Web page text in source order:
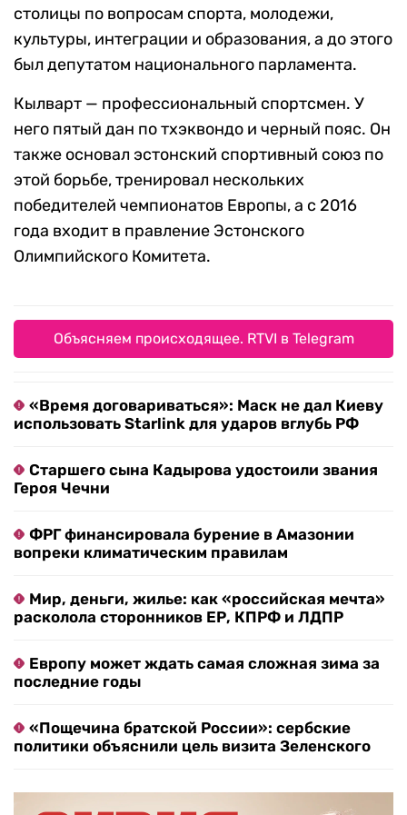
столицы по вопросам спорта, молодежи,
культуры, интеграции и образования, а до этого
был депутатом национального парламента.
Кылварт — профессиональный спортсмен. У
него пятый дан по тхэквондо и черный пояс. Он
также основал эстонский спортивный союз по
этой борьбе, тренировал нескольких
победителей чемпионатов Европы, а с 2016
года входит в правление Эстонского
Олимпийского Комитета.
Объясняем происходящее. RTVI в Telegram
«Время договариваться»: Маск не дал Киеву
использовать Starlink для ударов вглубь РФ
Старшего сына Кадырова удостоили звания
Героя Чечни
ФРГ финансировала бурение в Амазонии
вопреки климатическим правилам
Мир, деньги, жилье: как «российская мечта»
расколола сторонников ЕР, КПРФ и ЛДПР
Европу может ждать самая сложная зима за
последние годы
«Пощечина братской России»: сербские
политики объяснили цель визита Зеленского